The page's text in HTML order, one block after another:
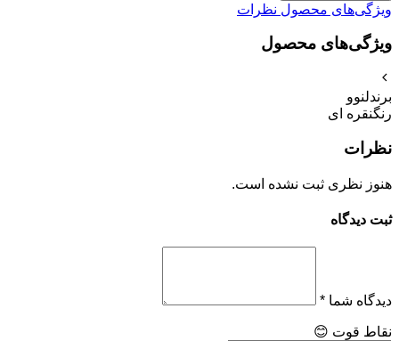
ویژگی‌های محصول نظرات
ویژگی‌های محصول
برندلنوو
رنگنقره ای
نظرات
هنوز نظری ثبت نشده است.
ثبت دیدگاه
دیدگاه شما *
نقاط قوت 😊